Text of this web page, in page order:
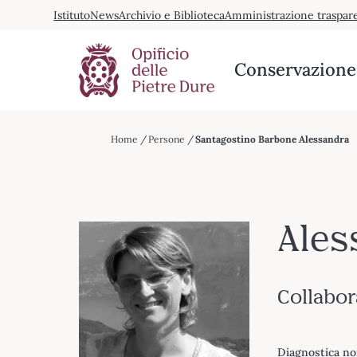
IstitutoNewsArchivio e BibliotecaAmministrazione
Home Persone Santagostino Barbone Alessandra
Diagnostica